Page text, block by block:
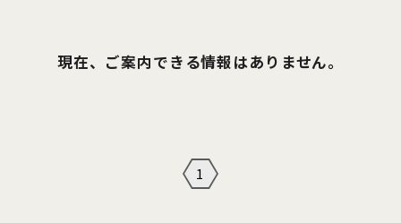
現在、ご案内できる情報はありません。
1